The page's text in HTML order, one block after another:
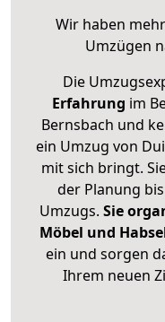
Wir haben
Umzügen
Die
Erfahrung im
Bernsbach und
ein Umzug von
mit sich bringt.
der Planung
Umzugs. Sie
Möbel und
ein und sorgen
Ihrem neuen